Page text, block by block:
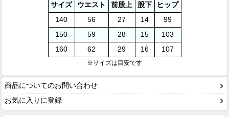
サイズ ウエスト 前股上 股下
ヒップ
140
56 27 14
99
150
59 28 15
103
160
62 29 16 107
※サイズは目安です
商品についてのお問い合わせ
お気に入りに登録